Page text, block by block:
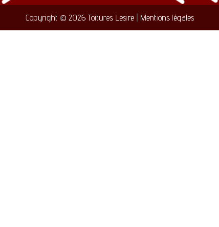
Copyright © 2026 Toitures Lesire | Mentions légales